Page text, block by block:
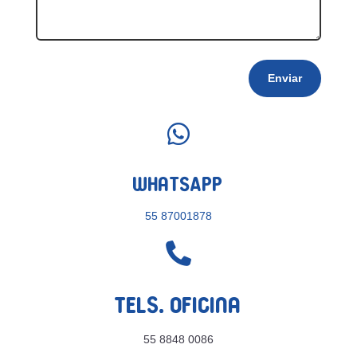
Enviar

WhatsApp
55 87001878

Tels. Oficina
55 8848 0086